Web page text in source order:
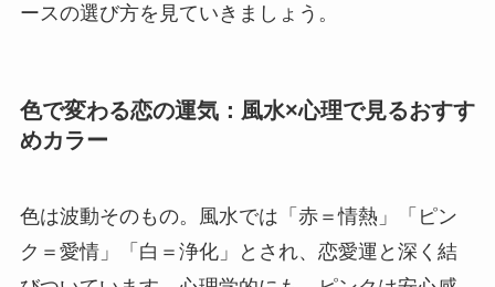
ースの選び方を見ていきましょう。
色で変わる恋の運気：風水×心理で見るおすす
めカラー
色は波動そのもの。風水では「赤＝情熱」「ピン
ク＝愛情」「白＝浄化」とされ、恋愛運と深く結